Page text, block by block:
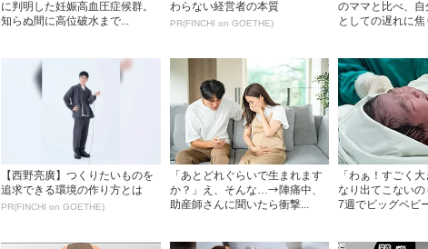
に判明した妊娠高血圧症候群。
知らぬ間に高位破水まで...
わらない経営者の本質
PR(FINCHI on GOETHE)
のママと比べ、自
としての遅れに焦
【西野亮廣】つくりたいものを
追求できる環境の作り方とは
PR(FINCHI on GOETHE)
「あとどれぐらいで生まれます
か？」え、そんな…→陣痛中、
助産師さんに聞いたら衝撃...
「わぁ！すごく
なり出てこない
7週でビッグベビ